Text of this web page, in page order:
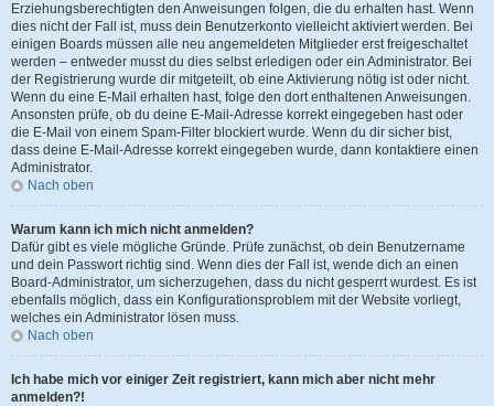
Erziehungsberechtigten den Anweisungen folgen, die du erhalten hast. Wenn
dies nicht der Fall ist, muss dein Benutzerkonto vielleicht aktiviert werden. Bei
einigen Boards müssen alle neu angemeldeten Mitglieder erst freigeschaltet
werden – entweder musst du dies selbst erledigen oder ein Administrator. Bei
der Registrierung wurde dir mitgeteilt, ob eine Aktivierung nötig ist oder nicht.
Wenn du eine E-Mail erhalten hast, folge den dort enthaltenen Anweisungen.
Ansonsten prüfe, ob du deine E-Mail-Adresse korrekt eingegeben hast oder
die E-Mail von einem Spam-Filter blockiert wurde. Wenn du dir sicher bist,
dass deine E-Mail-Adresse korrekt eingegeben wurde, dann kontaktiere einen
Administrator.
Nach oben
Warum kann ich mich nicht anmelden?
Dafür gibt es viele mögliche Gründe. Prüfe zunächst, ob dein Benutzername
und dein Passwort richtig sind. Wenn dies der Fall ist, wende dich an einen
Board-Administrator, um sicherzugehen, dass du nicht gesperrt wurdest. Es ist
ebenfalls möglich, dass ein Konfigurationsproblem mit der Website vorliegt,
welches ein Administrator lösen muss.
Nach oben
Ich habe mich vor einiger Zeit registriert, kann mich aber nicht mehr
anmelden?!